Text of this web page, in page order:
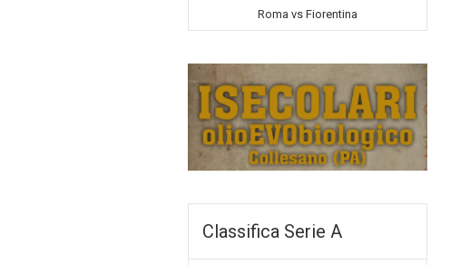
Roma vs Fiorentina
Classifica Serie A